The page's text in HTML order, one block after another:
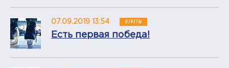
07.09.2019 13:54 ОТЧЕТЫ
Есть первая победа!